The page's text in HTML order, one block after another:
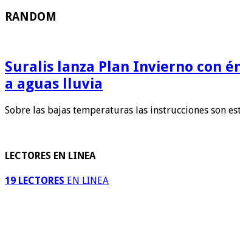
RANDOM
Suralis lanza Plan Invierno con
a aguas lluvia
Sobre las bajas temperaturas las instrucciones son
LECTORES EN LINEA
19 LECTORES EN LINEA